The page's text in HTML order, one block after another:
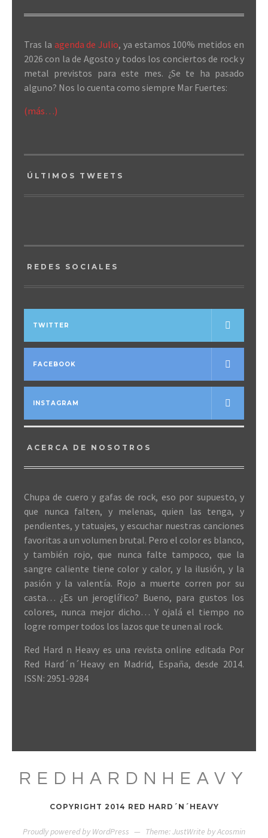
Tras la agenda de Julio, ya estamos 100% metidos en
2026 con la de Agosto y todos los conciertos de rock y
metal previstos para este mes. ¿Se te ha pasado
alguno? Nos lo cuenta como siempre Mar Fuertes:
(más…)
ÚLTIMOS TWEETS
REDES SOCIALES
TWITTER
FACEBOOK
INSTAGRAM
ACERCA DE NOSOTROS
Chupa de cuero y gafas de rock, eso por supuesto, y
que nunca falten, y melenas, quien las tenga, y
pendientes, y tatuajes, y escuchar nuestras canciones
favoritas a un volumen brutal. Pero el color es blanco,
y también rojo, que nunca falte tampoco, que la
sangre caliente tiene color y calor, y la ilusión, y la
pasión y la valentía. Rojo a muerte corren por su
casta… ¿Es un jeroglífico? Bueno, para gustos los
colores, nunca mejor dicho… Y ojalá el tiempo no
logre romper todos los lazos que te unen al rock.
Red Hard n Heavy es una revista online editada Por
Red Hard´n´Heavy en Madrid, España, desde 2014.
ISSN: 2951-9284
REDHARDNHEAVY
COPYRIGHT 2014 RED HARD´N´HEAVY
Proudly powered by WordPress — Theme: JustWrite byAcosmin